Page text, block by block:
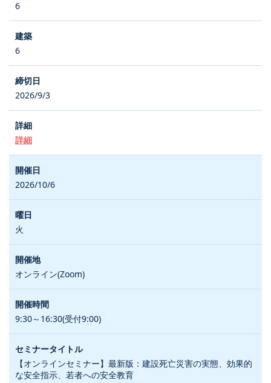
6
6
2026/9/3
詳細
2026/10/6
火
オンライン(Zoom)
9:30～16:30(受付9:00)
【オンラインセミナー】最新版：建設死亡災害の実態、効果的
な安全指示、若者への安全教育